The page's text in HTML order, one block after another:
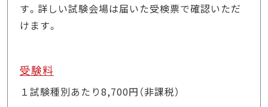
す。詳しい試験会場は届いた受検票で確認いただ
けます。
受験料
１試験種別あたり8,700円（非課税）